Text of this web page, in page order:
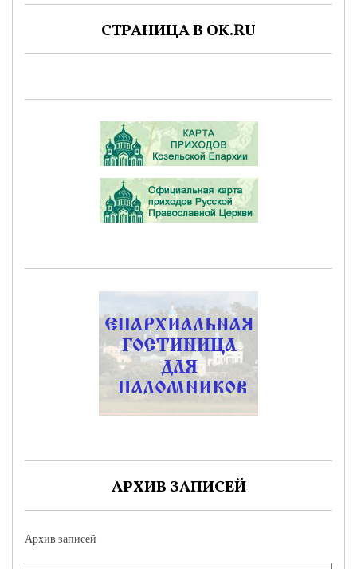
СТРАНИЦА В OK.RU
АРХИВ ЗАПИСЕЙ
Архив записей